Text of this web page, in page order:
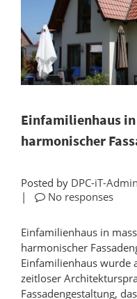
Einfamilienhaus
harmonischer
Posted by DPC-iT-Admin
|
No responses
Einfamilienhaus in
harmonischer
Einfamilienhaus wurde
zeitloser
Fassadengestaltung,